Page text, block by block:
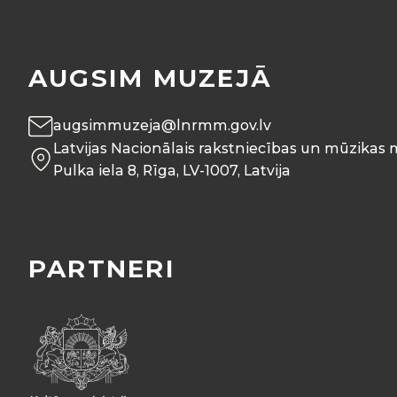
AUGSIM MUZEJĀ
augsimmuzeja@lnrmm.gov.lv
Latvijas Nacionālais rakstniecības un mūzikas
Pulka iela 8, Rīga, LV-1007, Latvija
PARTNERI